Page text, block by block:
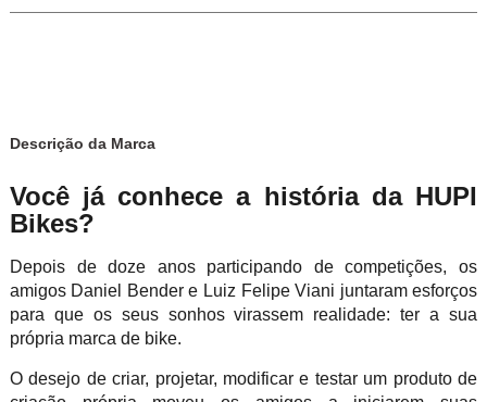
Descrição da Marca
Você já conhece a história da HUPI
Bikes?
Depois de doze anos participando de competições, os
amigos Daniel Bender e Luiz Felipe Viani juntaram esforços
para que os seus sonhos virassem realidade: ter a sua
própria marca de bike.
O desejo de criar, projetar, modificar e testar um produto de